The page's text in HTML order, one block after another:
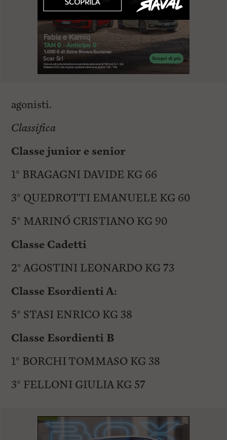
agonisti.
Classifica
Classe junior e senior
1° BRAGAGNI DAVIDE KG 66
3° QUEDROTTI EMANUELE KG 60
5° MARINÓ CRISTIANO KG 90
Classe Cadetti
2° AGOSTINI LEONARDO KG 73
Classe Esordienti A:
5° STASI ENRICO KG 38
Classe Esordienti B
1° BORCHI TOMMASO KG 38
3° FELLONI GIULIA KG 57